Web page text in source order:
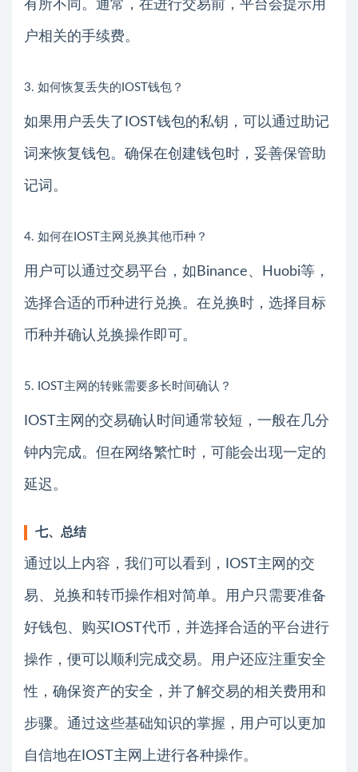
有所不同。通常，在进行交易前，平台会提示用
户相关的手续费。
3. 如何恢复丢失的IOST钱包？
如果用户丢失了IOST钱包的私钥，可以通过助记
词来恢复钱包。确保在创建钱包时，妥善保管助
记词。
4. 如何在IOST主网兑换其他币种？
用户可以通过交易平台，如Binance、Huobi等，
选择合适的币种进行兑换。在兑换时，选择目标
币种并确认兑换操作即可。
5. IOST主网的转账需要多长时间确认？
IOST主网的交易确认时间通常较短，一般在几分
钟内完成。但在网络繁忙时，可能会出现一定的
延迟。
七、总结
通过以上内容，我们可以看到，IOST主网的交
易、兑换和转币操作相对简单。用户只需要准备
好钱包、购买IOST代币，并选择合适的平台进行
操作，便可以顺利完成交易。用户还应注重安全
性，确保资产的安全，并了解交易的相关费用和
步骤。通过这些基础知识的掌握，用户可以更加
自信地在IOST主网上进行各种操作。